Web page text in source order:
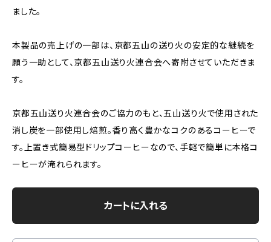
ました。
本製品の売上げの一部は、京都五山の送り火の安定的な継続を
願う一助として、京都五山送り火連合会へ寄附させていただきま
す。
京都五山送り火連合会のご協力のもと、五山送り火で使用された
消し炭を一部使用し焙煎。香り高く豊かなコクのあるコーヒーで
す。上置き式簡易型ドリップコーヒーなので、手軽で簡単に本格コ
ーヒーが淹れられます。
カートに入れる